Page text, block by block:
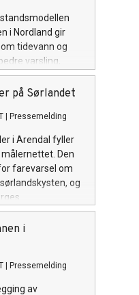
i Nordland gir
tidevann og
varsling,
beredskap i
på Sørlandet
Pressemelding
i Arendal fyller
Den
farevarsel om
og
i
Pressemelding
av